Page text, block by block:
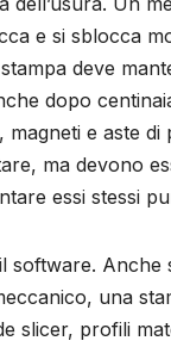
e si sblocca
deve
dopo
magneti e aste di
ma devono
essi stessi
software. Anche
una
slicer, profili